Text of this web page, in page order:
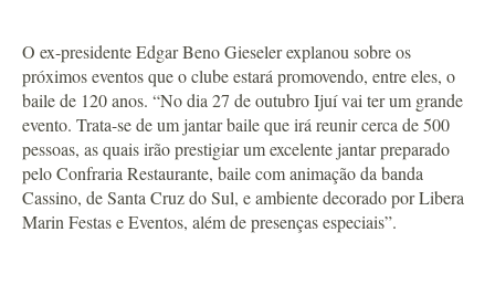
O ex-presidente Edgar Beno Gieseler explanou sobre os
próximos eventos que o clube estará promovendo, entre eles, o
baile de 120 anos. “No dia 27 de outubro Ijuí vai ter um grande
evento. Trata-se de um jantar baile que irá reunir cerca de 500
pessoas, as quais irão prestigiar um excelente jantar preparado
pelo Confraria Restaurante, baile com animação da banda
Cassino, de Santa Cruz do Sul, e ambiente decorado por Libera
Marin Festas e Eventos, além de presenças especiais”.